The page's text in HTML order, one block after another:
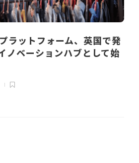
ラットフォーム、英国で発
ノベーションハブとして始